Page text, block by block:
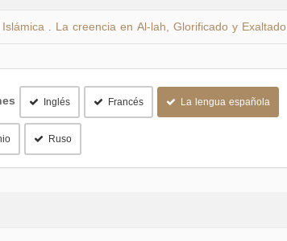
La creencia en Al-lah, Glorificado y
Inglés Francés La lengua española
Ruso